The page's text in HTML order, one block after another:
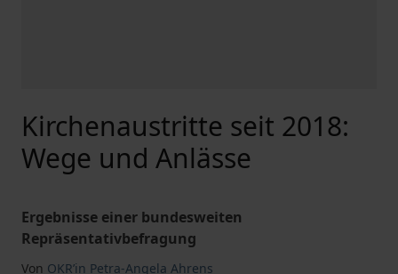
Kirchenaustritte seit 2018:
Wege und Anlässe
Ergebnisse einer bundesweiten
Repräsentativbefragung
Von OKR’in Petra-Angela Ahrens